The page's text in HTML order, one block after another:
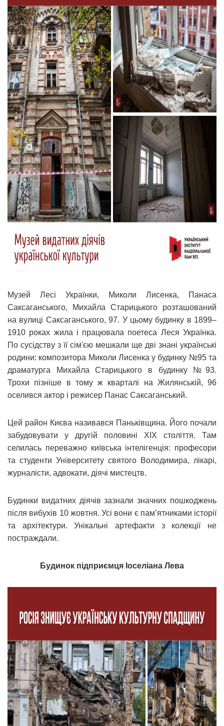
Музей Лесі Українки, Миколи Лисенка, Панаса
Саксаганського, Михайла Старицького розташований
на вулиці Саксаганського, 97. У цьому будинку в 1899–
1910 роках жила і працювала поетеса Леся Українка.
По сусідству з її сім'єю мешкали ще дві знані українські
родини: композитора Миколи Лисенка у будинку №95 та
драматурга Михайла Старицького в будинку №93.
Трохи пізніше в тому ж кварталі на Жилянській, 96
оселився актор і режисер Панас Саксаганський.
Цей район Києва називався Паньківщина. Його почали
забудовувати у другій половині XIX століття. Там
селилась переважно київська інтелігенція: професори
та студенти Університету святого Володимира, лікарі,
журналісти, адвокати, діячі мистецтв.
Будинки видатних діячів зазнали значних пошкоджень
після вибухів 10 жовтня. Усі вони є пам’ятниками історії
та архітектури. Унікальні артефакти з колекції не
постраждали.
Будинок підприємця Іоселіана Лева